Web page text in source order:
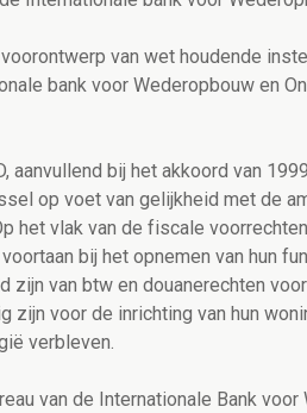
van wet houdende
bank voor Wederopbouw en
aanvullend bij het akkoord van
op voet van gelijkheid met de
het vlak van de fiscale
bij het opnemen van hun
zijn van btw en douanerechten
zijn voor de inrichting van hun
verbleven.
van de Internationale Bank